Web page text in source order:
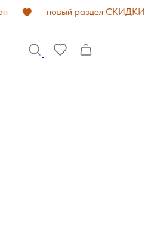
новый раздел СКИДКИ